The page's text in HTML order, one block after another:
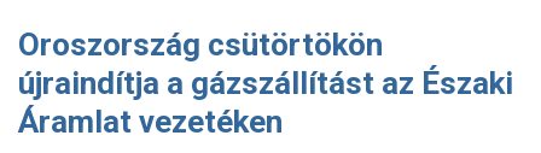
Oroszország csütörtökön
újraindítja a gázszállítást az Északi
Áramlat vezetéken